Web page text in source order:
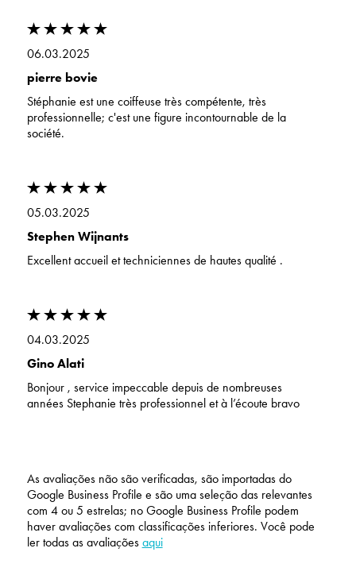
06.03.2025
pierre bovie
Stéphanie est une coiffeuse très compétente, très
professionnelle; c'est une figure incontournable de la
société.
05.03.2025
Stephen Wijnants
Excellent accueil et techniciennes de hautes qualité .
04.03.2025
Gino Alati
Bonjour , service impeccable depuis de nombreuses
années Stephanie très professionnel et à l’écoute bravo
As avaliações não são verificadas, são importadas do
Google Business Profile e são uma seleção das relevantes
com 4 ou 5 estrelas; no Google Business Profile podem
haver avaliações com classificações inferiores. Você pode
ler todas as avaliações aqui